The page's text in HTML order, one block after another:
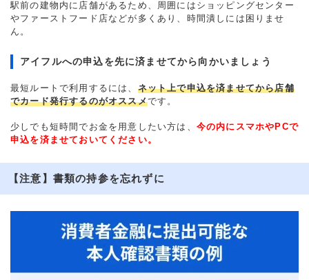
駅前の建物内に店舗があるため、周囲にはショッピングセンター
やファーストフード店などが多くあり、時間潰しには困りませ
ん。
アイフルへの申込を先に済ませてから向かいましょう
最短ルートで利用するには、 ネット上で申込を済ませてから店舗
でカード発行するのがオススメです。
少しでも短時間でお金を用意したい方は、 今の内にスマホやPCで
申込を済ませておいてください。
【注意】書類の持参を忘れずに